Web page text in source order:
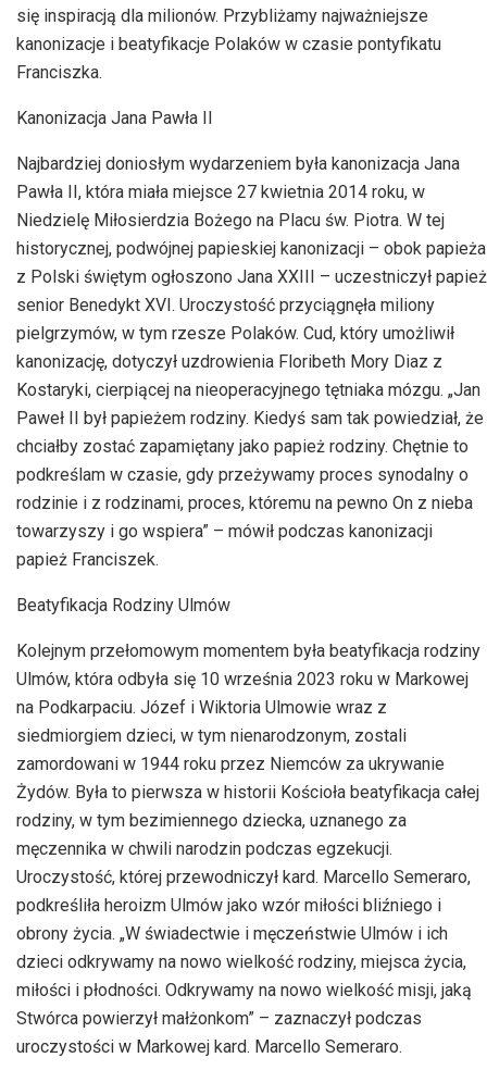
się inspiracją dla milionów. Przybliżamy najważniejsze
kanonizacje i beatyfikacje Polaków w czasie pontyfikatu
Franciszka.
Kanonizacja Jana Pawła II
Najbardziej doniosłym wydarzeniem była kanonizacja Jana
Pawła II, która miała miejsce 27 kwietnia 2014 roku, w
Niedzielę Miłosierdzia Bożego na Placu św. Piotra. W tej
historycznej, podwójnej papieskiej kanonizacji – obok papieża
z Polski świętym ogłoszono Jana XXIII – uczestniczył papież
senior Benedykt XVI. Uroczystość przyciągnęła miliony
pielgrzymów, w tym rzesze Polaków. Cud, który umożliwił
kanonizację, dotyczył uzdrowienia Floribeth Mory Diaz z
Kostaryki, cierpiącej na nieoperacyjnego tętniaka mózgu. „Jan
Paweł II był papieżem rodziny. Kiedyś sam tak powiedział, że
chciałby zostać zapamiętany jako papież rodziny. Chętnie to
podkreślam w czasie, gdy przeżywamy proces synodalny o
rodzinie i z rodzinami, proces, któremu na pewno On z nieba
towarzyszy i go wspiera” – mówił podczas kanonizacji
papież Franciszek.
Beatyfikacja Rodziny Ulmów
Kolejnym przełomowym momentem była beatyfikacja rodziny
Ulmów, która odbyła się 10 września 2023 roku w Markowej
na Podkarpaciu. Józef i Wiktoria Ulmowie wraz z
siedmiorgiem dzieci, w tym nienarodzonym, zostali
zamordowani w 1944 roku przez Niemców za ukrywanie
Żydów. Była to pierwsza w historii Kościoła beatyfikacja całej
rodziny, w tym bezimiennego dziecka, uznanego za
męczennika w chwili narodzin podczas egzekucji.
Uroczystość, której przewodniczył kard. Marcello Semeraro,
podkreśliła heroizm Ulmów jako wzór miłości bliźniego i
obrony życia. „W świadectwie i męczeństwie Ulmów i ich
dzieci odkrywamy na nowo wielkość rodziny, miejsca życia,
miłości i płodności. Odkrywamy na nowo wielkość misji, jaką
Stwórca powierzył małżonkom” – zaznaczył podczas
uroczystości w Markowej kard. Marcello Semeraro.